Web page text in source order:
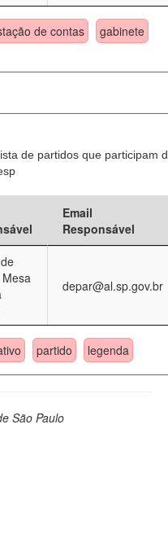
de contas
gabinete
de partidos que participam
Email
Responsável
depar@al.sp.gov.br
partido legenda
São Paulo